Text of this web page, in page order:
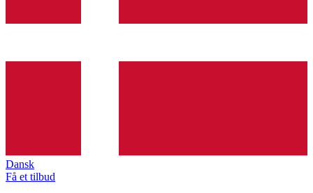
Dansk
Få et tilbud